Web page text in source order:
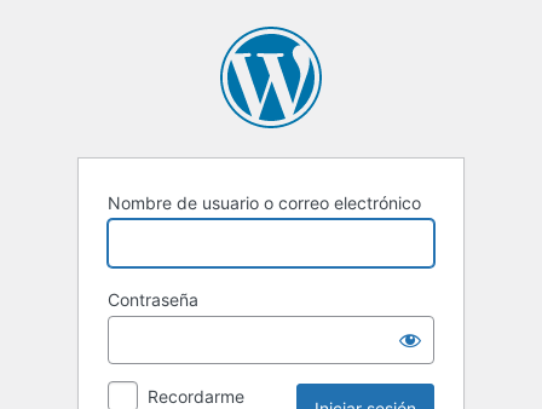
Nombre de usuario o correo electrónico
Contraseña
Recordarme